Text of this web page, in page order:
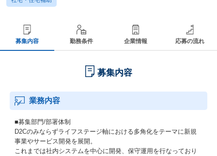
募集内容 勤務条件 企業情報 応募の流れ
募集内容
業務内容
■募集部門/部署体制
D2Cのみならずライフステージ軸における多角化をテーマに新規
事業やサービス開発を展開。
これまでは社内システムを中心に開発、保守運用を行なっており